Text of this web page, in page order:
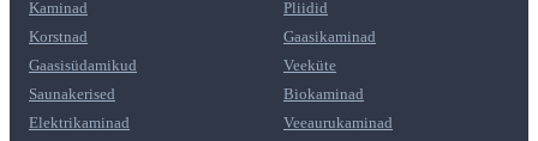
Kaminad
Pliidid
Korstnad
Gaasikaminad
Gaasisüdamikud
Veeküte
Saunakerised
Biokaminad
Elektrikaminad
Veeaurukaminad